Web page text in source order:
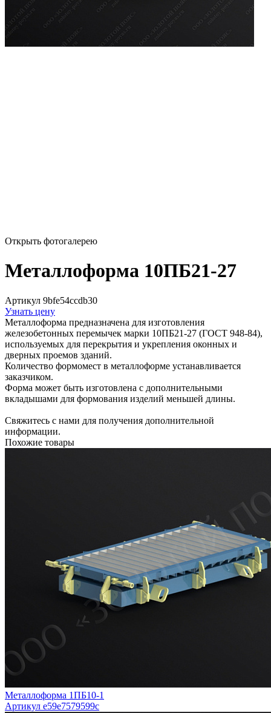
Открыть фотогалерею
Металлоформа 10ПБ21-27
Артикул 9bfe54ccdb30
Узнать цену
Металлоформа предназначена для изготовления
железобетонных перемычек марки 10ПБ21-27 (ГОСТ 948-84),
используемых для перекрытия и укрепления оконных и
дверных проемов зданий.
Количество формомест в металлоформе устанавливается
заказчиком.
Форма может быть изготовлена с дополнительными
вкладышами для формования изделий меньшей длины.
Свяжитесь с нами для получения дополнительной
информации.
Похожие товары
Металлоформа 1ПБ10-1
Артикул e59e7579599c